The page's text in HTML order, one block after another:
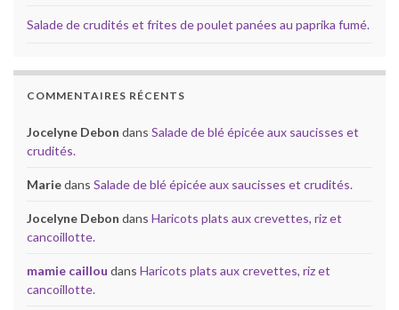
Salade de crudités et frites de poulet panées au paprika fumé.
COMMENTAIRES RÉCENTS
Jocelyne Debon dans Salade de blé épicée aux saucisses et
crudités.
Mariedans Salade de blé épicée aux saucisses et crudités.
Jocelyne Debon dans Haricots plats aux crevettes, riz et
cancoillotte.
mamie caillou dans Haricots plats aux crevettes, riz et
cancoillotte.